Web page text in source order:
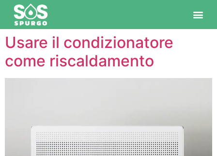
Usare il condizionatore
come riscaldamento